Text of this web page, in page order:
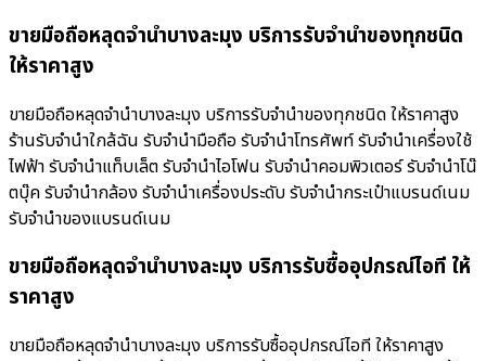
ขายมือถือหลุดจำนำบางละมุง บริการรับจำนำของทุกชนิด
ให้ราคาสูง
ขายมือถือหลุดจำนำบางละมุง บริการรับจำนำของทุกชนิด ให้ราคาสูง
ร้านรับจํานําใกล้ฉัน รับจำนำมือถือ รับจำนำโทรศัพท์ รับจำนำเครื่องใช้
ไฟฟ้า รับจำนำแท็บเล็ต รับจำนำไอโฟน รับจำนำคอมพิวเตอร์ รับจำนำโน๊
ตบุ๊ค รับจำนำกล้อง รับจำนำเครื่องประดับ รับจำนำกระเป๋าแบรนด์เนม
รับจำนำของแบรนด์เนม
ขายมือถือหลุดจำนำบางละมุง บริการรับซื้ออุปกรณ์ไอที ให้
ราคาสูง
ขายมือถือหลุดจำนำบางละมุง บริการรับซื้ออุปกรณ์ไอที ให้ราคาสูง